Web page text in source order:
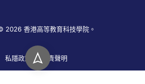
2026 香港高等教育科技學院。
私隱政策 免責聲明